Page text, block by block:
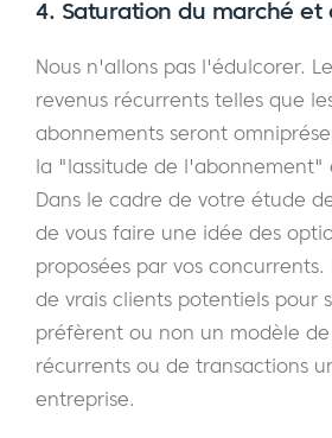
4. Saturation du marché et
Nous n'allons pas l'édulcorer.
revenus récurrents telles que
abonnements seront
la "lassitude de l'abonnement"
Dans le cadre de votre étude
de vous faire une idée des
proposées par vos concurrents.
de vrais clients potentiels pour
préfèrent ou non un modèle
récurrents ou de transactions
entreprise.